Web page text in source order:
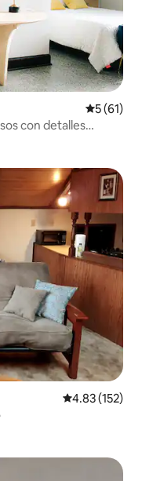
5 (61)
con detalles
Calificación
4.83 (152)